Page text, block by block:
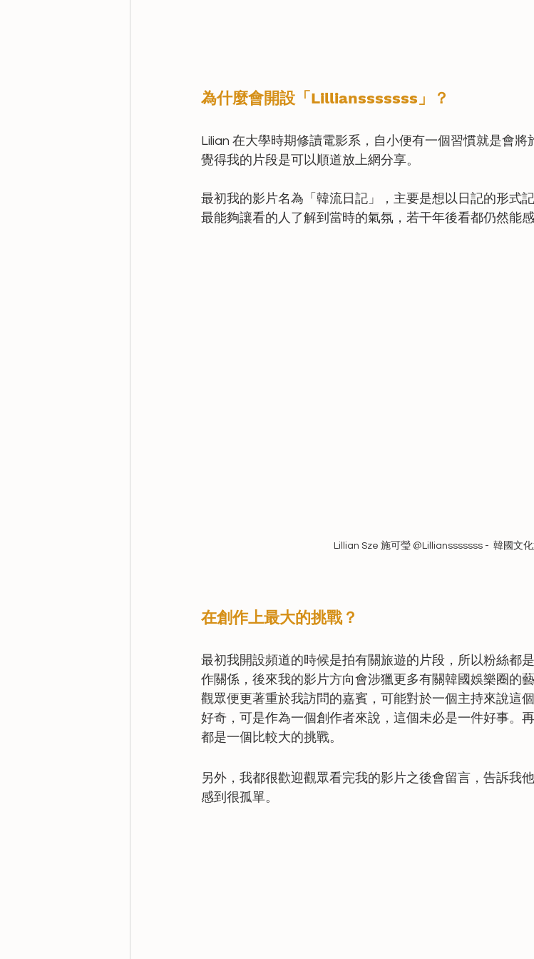
為什麼會開設「Lilliansssssss」？
Lilian 在大學時期修讀電影系，自小便有一個習慣就是會
覺得我的片段是可以順道放上網分享。
最初我的影片名為「韓流日記」，主要是想以日記的形式
最能夠讓看的人了解到當時的氣氛，若干年後看都仍然能
Lillian Sze 施可瑩 @Lilliansssssss -  韓國文
在創作上最大的挑戰？
最初我開設頻道的時候是拍有關旅遊的片段，所以粉絲都
作關係，後來我的影片方向會涉獵更多有關韓國娛樂圈的
觀眾便更著重於我訪問的嘉賓，可能對於一個主持來說這
好奇，可是作為一個創作者來說，這個未必是一件好事。
都是一個比較大的挑戰。
另外，我都很歡迎觀眾看完我的影片之後會留言，告訴我
感到很孤單。